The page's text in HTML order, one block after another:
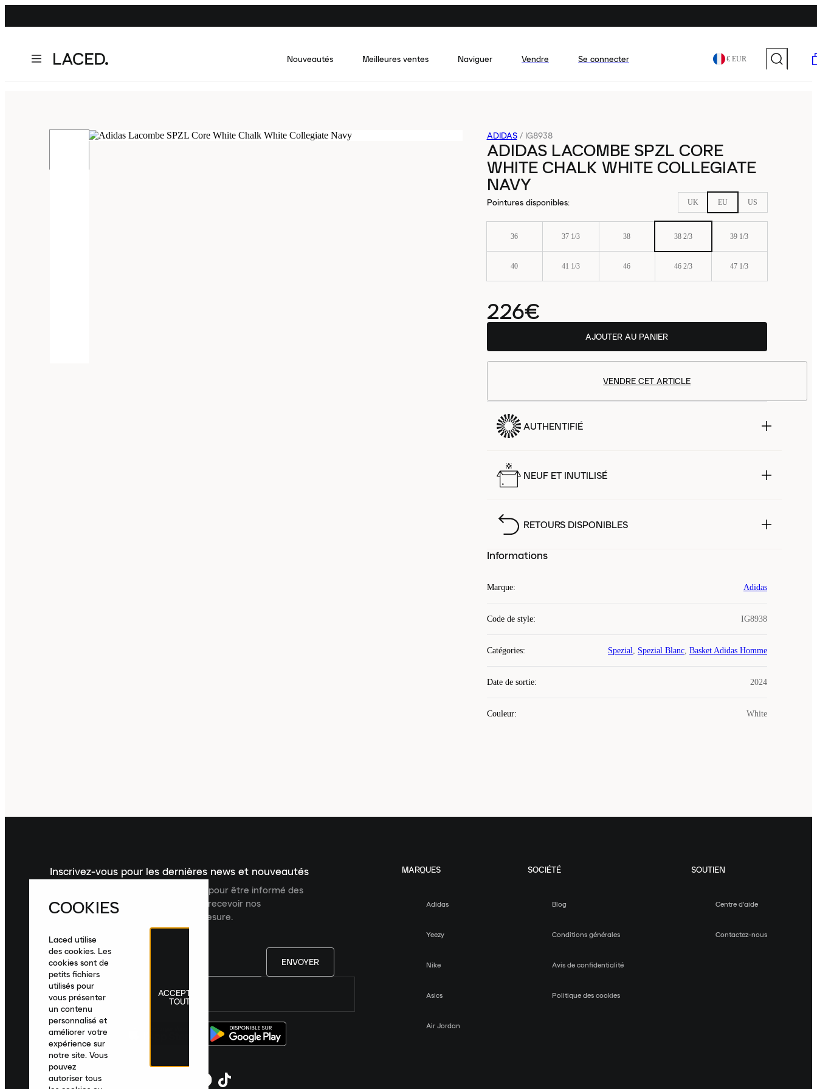
Nouveautés Meilleures ventes Naviguer Vendre Se connecter € EUR
ADIDAS / IG8938
ADIDAS LACOMBE SPZL CORE
WHITE CHALK WHITE COLLEGIATE
NAVY
Pointures disponibles: UK EU US
36 37 1/3 38 38 2/3 39 1/3
40 41 1/3 46 46 2/3 47 1/3
226€
AJOUTER AU PANIER
VENDRE CET ARTICLE
AUTHENTIFIÉ
NEUF ET INUTILISÉ
RETOURS DISPONIBLES
Informations
Marque: Adidas
Code de style: IG8938
Catégories: Spezial, Spezial Blanc, Basket Adidas Homme
Date de sortie: 2024
Couleur: White
Inscrivez-vous pour les dernières news et nouveautés
Inscrivez-vous à la newsletter Laced pour être informé des
dernières nouveautés, collections et recevoir nos
recommandations de produits sur mesure.
ENVOYER
France|Français
MARQUES
Adidas
Yeezy
Nike
Asics
Air Jordan
SOCIÉTÉ
Blog
Conditions générales
Avis de confidentialité
Politique des cookies
SOUTIEN
Centre d'aide
Contactez-nous
COOKIES
Laced utilise
des cookies. Les
cookies sont de
petits fichiers
utilisés pour
vous présenter
un contenu
personnalisé et
améliorer votre
expérience sur
notre site. Vous
pouvez
autoriser tous
ACCEPTER
TOUT